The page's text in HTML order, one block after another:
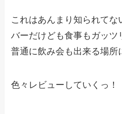
これはあんまり知られてな
バーだけども食事もガッツ
普通に飲み会も出来る場所
色々レビューしていくっ！